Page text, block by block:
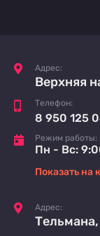
Адрес:
Верхняя
Телефон:
8 950 125
Режим работы:
Пн - Вс:
Показать на
Адрес: